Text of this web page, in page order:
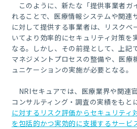
このように、新たな「提供事業者ガ
れることで、医療情報システムや関連
に対して提供する事業者は、リスクベ
いてより効率的にセキュリティ対策を
なる。しかし、その前提として、上記
マネジメントプロセスの整備や、医療
ュニケーションの実施が必要となる。
NRIセキュアでは、医療業界や関連
コンサルティング・調査の実績をもとに
に対するリスク評価からセキュリティ
を包括的かつ実効的に支援するサービ